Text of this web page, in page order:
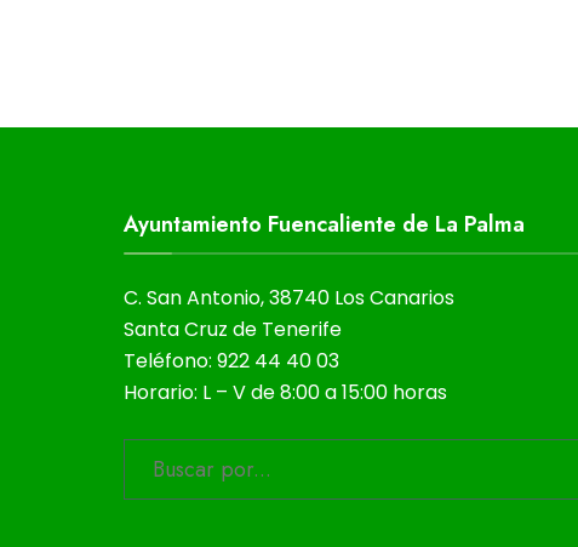
Ayuntamiento Fuencaliente de La Palma
C. San Antonio, 38740 Los Canarios
Santa Cruz de Tenerife
Teléfono: 922 44 40 03
Horario: L – V de 8:00 a 15:00 horas